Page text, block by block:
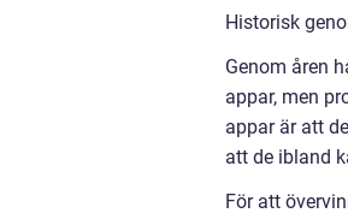
Historisk
Genom åren
appar, men
appar är att
att de ibland
För att